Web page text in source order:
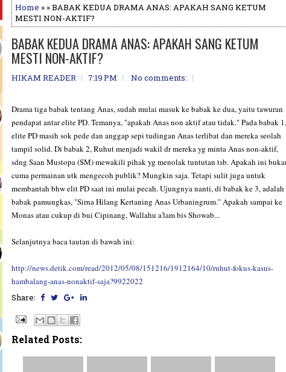
Home » » BABAK KEDUA DRAMA ANAS: APAKAH SANG KETUM
MESTI NON-AKTIF?
BABAK KEDUA DRAMA ANAS: APAKAH SANG KETUM
MESTI NON-AKTIF?
HIKAM READER 7:19 PM No comments:
Drama tiga babak tentang Anas, sudah mulai masuk ke babak ke dua, yaitu tawuran
pendapat antar elite PD. Temanya, "apakah Anas non aktif atau tidak." Pada babak 1,
elite PD masih sok pede dan anggap sepi tudingan Anas terlibat dan mereka seolah
tampil solid. Di babak 2, Ruhut menjadi wakil dr mereka yg minta Anas non-aktif,
sdng Saan Mustopa (SM) mewakili pihak yg menolak tuntutan tsb. Apakah ini
cuma permainan utk mengecoh publik? Mungkin saja. Tetapi sulit juga untuk
membantah bhw elit PD saat ini mulai pecah. Ujungnya nanti, di babak ke 3, adalah
babak pamungkas, "Sirna Hilang Kertaning Anas Urbaningrum." Apakah sampai ke
Monas atau cukup di bui Cipinang, Wallahu a'lam bis Showab...
Selanjutnya baca tautan di bawah ini:
http://news.detik.com/read/2012/05/08/151216/1912164/10/ruhut-fokus-kasus-
hambalang-anas-nonaktif-saja?9922022
Share:
Related Posts: